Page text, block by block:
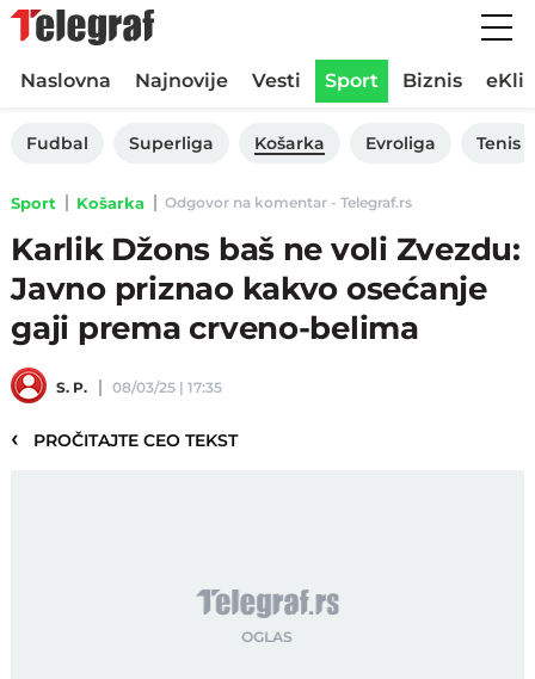
Naslovna Najnovije Vesti Sport Biznis
Fudbal Superliga Košarka Evroliga Tenis
Sport Košarka Odgovor na komentar - Telegraf.rs
Karlik Džons baš ne voli Zvezdu:
Javno priznao kakvo osećanje
gaji prema crveno-belima
S. P. 08/03/25 | 17:35
‹ PROČITAJTE CEO TEKST